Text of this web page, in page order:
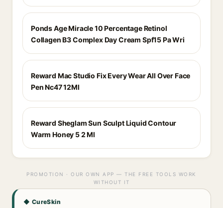
Ponds Age Miracle 10 Percentage Retinol
Collagen B3 Complex Day Cream Spf15 Pa Wri
Reward Mac Studio Fix Every Wear All Over Face
Pen Nc47 12Ml
Reward Sheglam Sun Sculpt Liquid Contour
Warm Honey 5 2 Ml
PROMOTION · OUR OWN APP — THE FREE TOOLS WORK
WITHOUT IT
◆ CureSkin